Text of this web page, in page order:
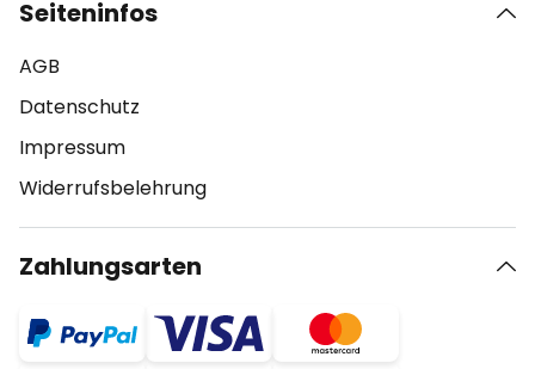
Seiteninfos
AGB
Datenschutz
Impressum
Widerrufsbelehrung
Zahlungsarten